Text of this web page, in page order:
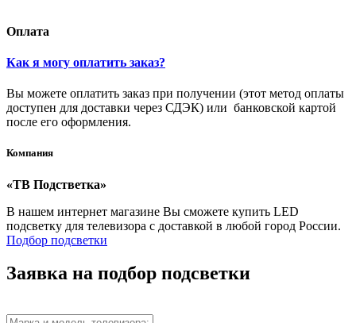
Оплата
Как я могу оплатить заказ?
Вы можете оплатить заказ при получении (этот метод оплаты
доступен для доставки через СДЭК) или банковской картой
после его оформления.
Компания
«ТВ Подстветка»
В нашем интернет магазине Вы сможете купить LED
подсветку для телевизора с доставкой в любой город России.
Подбор подсветки
Заявка на подбор подсветки